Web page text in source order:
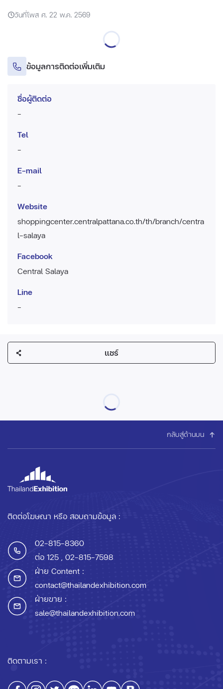
วันที่โพส ศ. 22 พ.ค. 2569
ข้อมูลการติดต่อเพิ่มเติม
ชื่อผู้ติดต่อ
-
Tel
-
E-mail
-
Website
shoppingcenter.centralpattana.co.th/th/branch/centra
l-salaya
Facebook
Central Salaya
Line
-
แชร์
กลับสู่ด้านบน
ติดต่อโฆษณา หรือ สอบถามข้อมูล :
02-815-8360
ต่อ 125 , 02-815-7598
ฝ่าย Content :
contact@thailandexhibition.com
ฝ่ายขาย :
sale@thailandexhibition.com
ติดตามเรา :